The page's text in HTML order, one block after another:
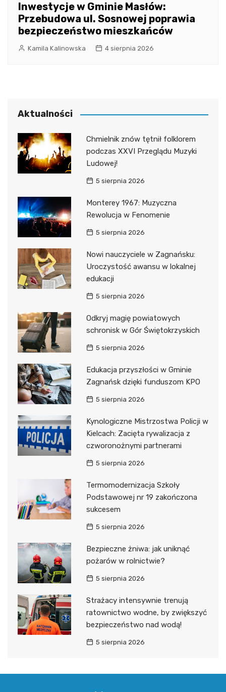
Inwestycje w Gminie Masłów:
Przebudowa ul. Sosnowej poprawia
bezpieczeństwo mieszkańców
Kamila Kalinowska 4 sierpnia 2026
Aktualności
Chmielnik znów tętnił folklorem
podczas XXVI Przeglądu Muzyki
Ludowej!
5 sierpnia 2026
Monterey 1967: Muzyczna
Rewolucja w Fenomenie
5 sierpnia 2026
Nowi nauczyciele w Zagnańsku:
Uroczystość awansu w lokalnej
edukacji
5 sierpnia 2026
Odkryj magię powiatowych
schronisk w Gór Świętokrzyskich
5 sierpnia 2026
Edukacja przyszłości w Gminie
Zagnańsk dzięki funduszom KPO
5 sierpnia 2026
Kynologiczne Mistrzostwa Policji w
Kielcach: Zacięta rywalizacja z
czworonożnymi partnerami
5 sierpnia 2026
Termomodernizacja Szkoły
Podstawowej nr 19 zakończona
sukcesem
5 sierpnia 2026
Bezpieczne żniwa: jak uniknąć
pożarów w rolnictwie?
5 sierpnia 2026
Strażacy intensywnie trenują
ratownictwo wodne, by zwiększyć
bezpieczeństwo nad wodą!
5 sierpnia 2026